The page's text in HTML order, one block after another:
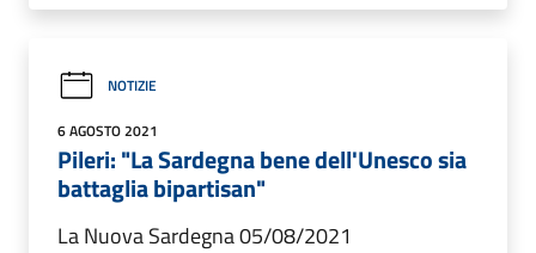
NOTIZIE
6 AGOSTO 2021
Pileri: "La Sardegna bene dell'Unesco sia
battaglia bipartisan"
La Nuova Sardegna 05/08/2021